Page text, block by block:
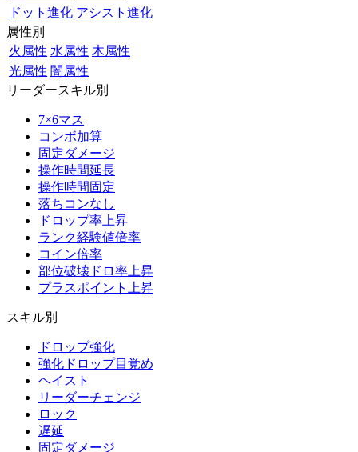
ドット進化 アシスト進化
属性別
火属性 水属性 木属性
光属性 闇属性
リーダースキル別
7×6マス
コンボ加算
固定ダメージ
操作時間延長
操作時間固定
落ちコンなし
ドロップ率上昇
ランク経験値倍率
コイン倍率
部位破壊ドロ率上昇
プラスポイント上昇
スキル別
ドロップ強化
強化ドロップ目覚め
ヘイスト
リーダーチェンジ
ロック
遅延
固定ダメージ